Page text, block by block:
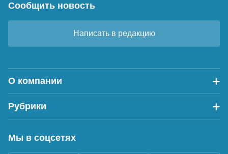
Сообщить новость
Написать в редакцию
О компании
Рубрики
Мы в соцсетях